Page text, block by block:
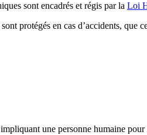
sont encadrés et régis par la Loi
protégés en cas d’accidents, que
une personne humaine